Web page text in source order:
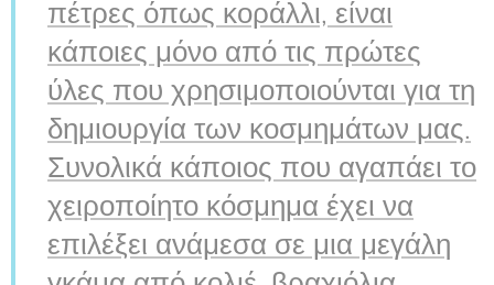
πέτρες όπως κοράλλι, είναι
κάποιες μόνο από τις πρώτες
ύλες που χρησιμοποιούνται για τη
δημιουργία των κοσμημάτων μας.
Συνολικά κάποιος που αγαπάει το
χειροποίητο κόσμημα έχει να
επιλέξει ανάμεσα σε μια μεγάλη